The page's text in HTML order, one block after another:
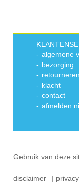
- algemene
- bezorging
- retourneren
- klacht
- contact
- afmelden
Gebruik van deze
disclaimer |